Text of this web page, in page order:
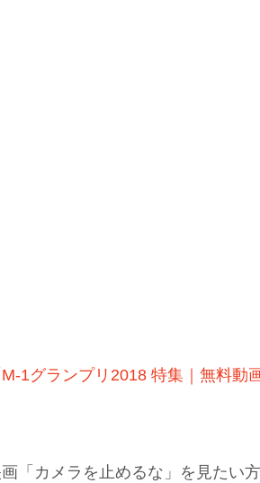
M-1グランプリ2018 特集｜無料動
「カメラを止めるな」を見たい